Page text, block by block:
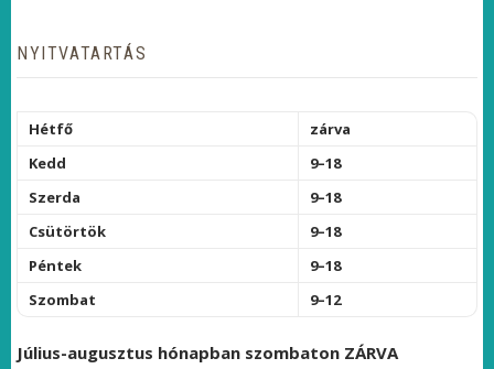
NYITVATARTÁS
Hétfő
zárva
Kedd
9–18
Szerda
9–18
Csütörtök
9–18
Péntek
9–18
Szombat
9–12
Július-augusztus hónapban szombaton ZÁRVA